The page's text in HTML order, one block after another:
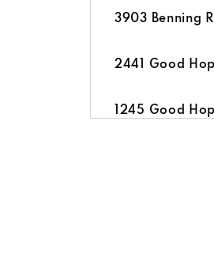
3903 Benning
2441 Good
1245 Good